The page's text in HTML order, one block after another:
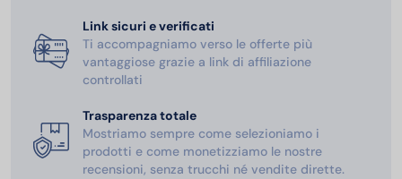
Link sicuri e verificati
Ti accompagniamo verso le offerte più
vantaggiose grazie a link di affiliazione
controllati
Trasparenza totale
Mostriamo sempre come selezioniamo i
prodotti e come monetizziamo le nostre
recensioni, senza trucchi né vendite dirette.